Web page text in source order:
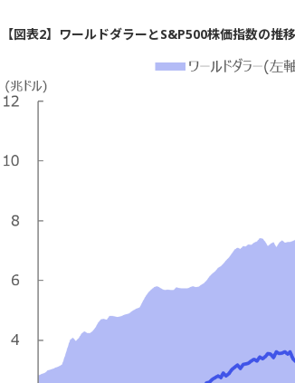
【図表2】ワールドダラーとS&P500株価指数の推移